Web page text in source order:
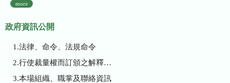
more
政府資訊公開
1.法律、命令、法規命令
2.行使裁量權而訂頒之解釋性規定及裁量基準
3.本場組織、職掌及聯絡資訊